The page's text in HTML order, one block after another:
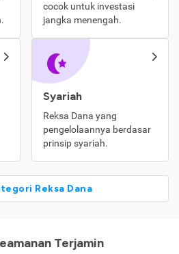
cocok untuk investasi
jangka menengah.
Syariah
Reksa Dana yang
pengelolaannya berdasar
prinsip syariah.
Reksa Dana
Terjamin